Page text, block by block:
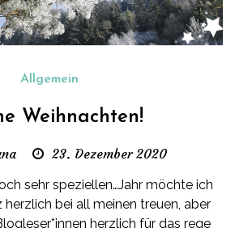
Allgemein
Weihnachten!
23. Dezember 2020
sehr speziellen…Jahr möchte ich
bei all meinen treuen, aber
herzlich für das rege